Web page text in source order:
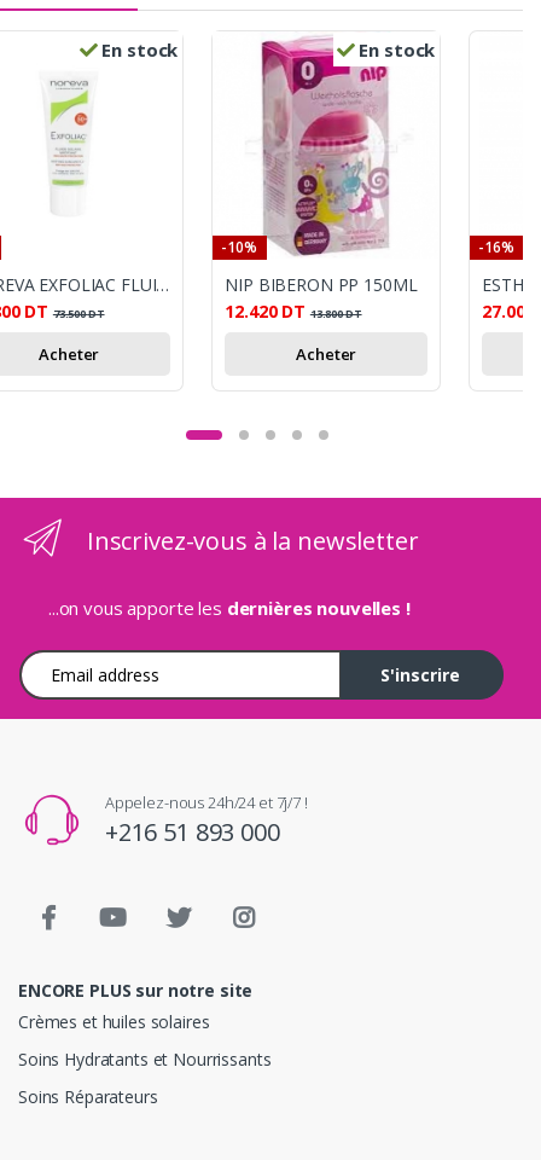
En stock
NOREVA EXFOLIAC FLUIDE SOLAIRE MATIFIANT SPF50+ 40ML
DT 73.500DT
Acheter
En stock
-10%
NIP BIBERON PP 150ML
12.420 DT 13.800DT
Acheter
-16%
27.000
Inscrivez-vous à la newsletter
...on vous apporte les dernières nouvelles !
Adresse e-mail
S'inscrire
Appelez-nous 24h/24 et 7j/7 !
+216 51 893 000
ENCORE PLUS sur notre site
Crèmes et huiles solaires
Soins Hydratants et Nourrissants
Soins Réparateurs